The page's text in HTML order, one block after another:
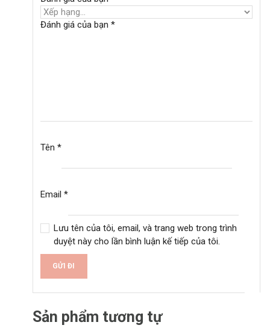
Đánh giá của bạn *
Tên *
Email *
Lưu tên của tôi, email, và trang web trong trình
duyệt này cho lần bình luận kế tiếp của tôi.
A
t
Sản phẩm tương tự